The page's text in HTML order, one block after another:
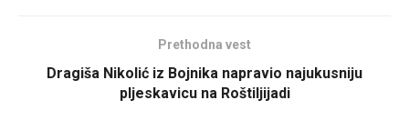
Prethodna vest
Dragiša Nikolić iz Bojnika napravio najukusniju
pljeskavicu na Roštiljijadi